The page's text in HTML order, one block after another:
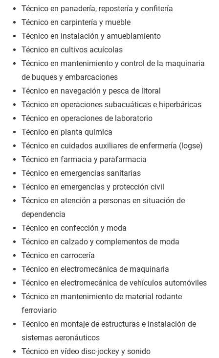
Técnico en panadería, repostería y confitería
Técnico en carpintería y mueble
Técnico en instalación y amueblamiento
Técnico en cultivos acuícolas
Técnico en mantenimiento y control de la maquinaria
de buques y embarcaciones
Técnico en navegación y pesca de litoral
Técnico en operaciones subacuáticas e hiperbáricas
Técnico en operaciones de laboratorio
Técnico en planta química
Técnico en cuidados auxiliares de enfermería (logse)
Técnico en farmacia y parafarmacia
Técnico en emergencias sanitarias
Técnico en emergencias y protección civil
Técnico en atención a personas en situación de
dependencia
Técnico en confección y moda
Técnico en calzado y complementos de moda
Técnico en carrocería
Técnico en electromecánica de maquinaria
Técnico en electromecánica de vehículos automóviles
Técnico en mantenimiento de material rodante
ferroviario
Técnico en montaje de estructuras e instalación de
sistemas aeronáuticos
Técnico en vídeo disc-jockey y sonido